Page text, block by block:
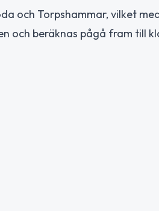
och Torpshammar, vilket
beräknas pågå fram till